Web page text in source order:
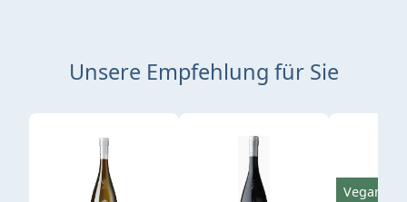
Unsere Empfehlung für Sie
Produktgalerie überspringen
Vegan